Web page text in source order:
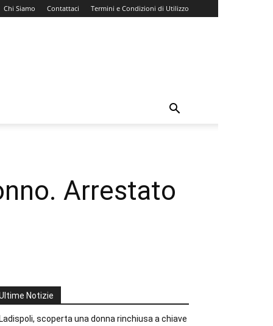
Chi Siamo Contattaci Termini e Condizioni di Utilizzo
Arrestato
Notizie
Ladispoli, scoperta una donna rinchiusa a chiave